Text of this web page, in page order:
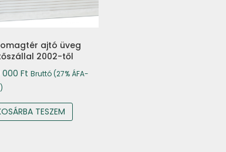
ajtó üveg
2002-től
000 Ft Bruttó (27% ÁFA-
TESZEM